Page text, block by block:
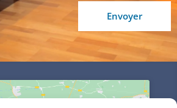
Envoyer